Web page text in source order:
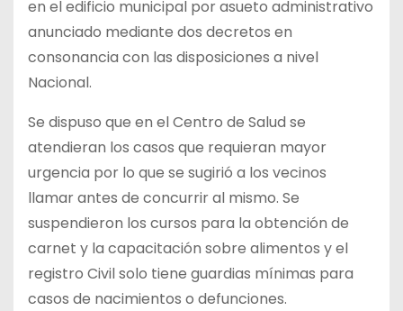
en el edificio municipal por asueto administrativo
anunciado mediante dos decretos en
consonancia con las disposiciones a nivel
Nacional.
Se dispuso que en el Centro de Salud se
atendieran los casos que requieran mayor
urgencia por lo que se sugirió a los vecinos
llamar antes de concurrir al mismo. Se
suspendieron los cursos para la obtención de
carnet y la capacitación sobre alimentos y el
registro Civil solo tiene guardias mínimas para
casos de nacimientos o defunciones.